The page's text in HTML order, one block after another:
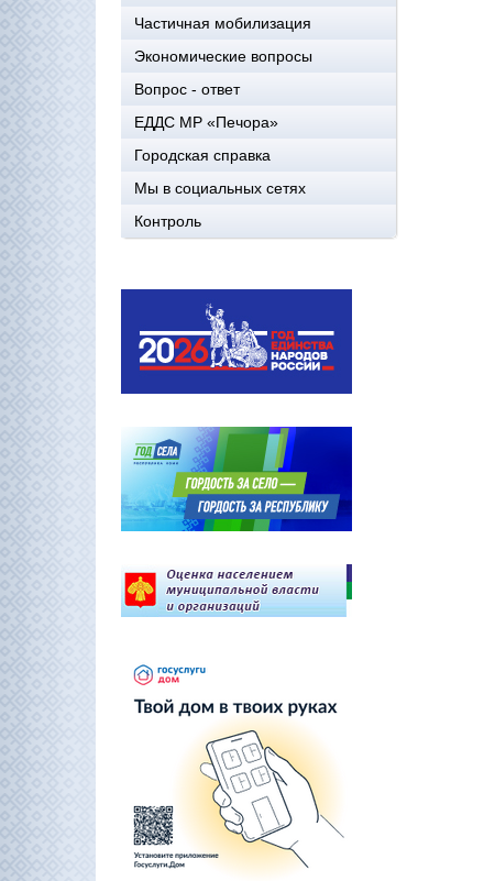
Частичная мобилизация
Экономические вопросы
Вопрос - ответ
ЕДДС МР «Печора»
Городская справка
Мы в социальных сетях
Контроль